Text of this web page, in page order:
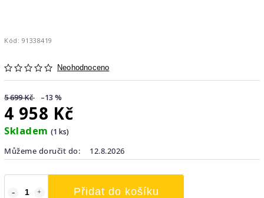
Kód: 91338419
Neohodnoceno
5 699 Kč –13 %
4 958 Kč
Skladem (1 ks)
Můžeme doručit do:
12.8.2026
Přidat do košíku